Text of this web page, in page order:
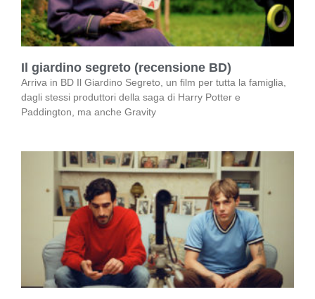
Il giardino segreto (recensione BD)
Arriva in BD Il Giardino Segreto, un film per tutta la famiglia,
dagli stessi produttori della saga di Harry Potter e
Paddington, ma anche Gravity